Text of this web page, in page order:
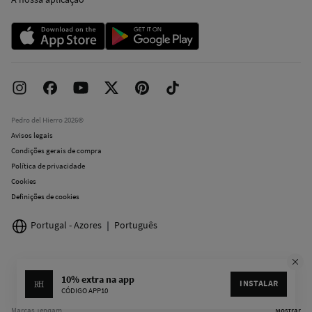
Cartão de Pagamento
Pedro del Hierro 2026©
Avisos legais
Condições gerais de compra
Política de privacidade
Cookies
Definições de cookies
Portugal - Azores Português
Marcas Tendam Mostrar
10% extra na app
CÓDIGO APP10
INSTALAR